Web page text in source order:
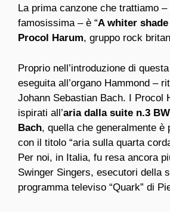
La prima canzone che trattiamo
famosissima – è “A whiter
Procol Harum, gruppo rock
Proprio nell’introduzione di
eseguita all’organo Hammond –
Johann Sebastian Bach. I Procol
ispirati all’aria dalla suite n.3
Bach, quella che generalmente è
con il titolo “aria sulla quarta
Per noi, in Italia, fu resa ancora
Swinger Singers, esecutori della
programma televiso “Quark” di